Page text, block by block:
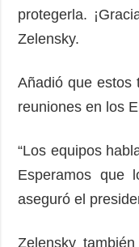
protegerla.
Zelensky.
Añadió que estos
reuniones en los
“Los equipos
Esperamos que
aseguró el
Zelensky